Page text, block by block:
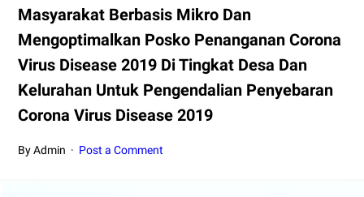
Masyarakat Berbasis Mikro Dan
Mengoptimalkan Posko Penanganan Corona
Virus Disease 2019 Di Tingkat Desa Dan
Kelurahan Untuk Pengendalian Penyebaran
Corona Virus Disease 2019
By Admin Post a Comment